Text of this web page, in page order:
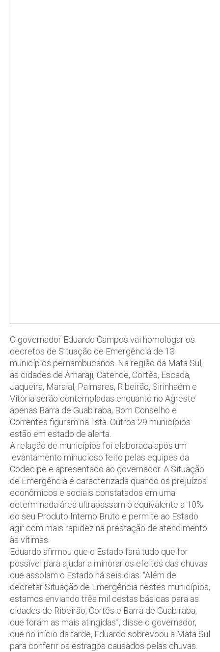
O governador Eduardo Campos vai homologar os
decretos de Situação de Emergência de 13
municípios pernambucanos. Na região da Mata Sul,
as cidades de Amaraji, Catende, Cortês, Escada,
Jaqueira, Maraial, Palmares, Ribeirão, Sirinhaém e
Vitória serão contempladas enquanto no Agreste
apenas Barra de Guabiraba, Bom Conselho e
Correntes figuram na lista. Outros 29 municípios
estão em estado de alerta.
A relação de municípios foi elaborada após um
levantamento minucioso feito pelas equipes da
Codecipe e apresentado ao governador. A Situação
de Emergência é caracterizada quando os prejuízos
econômicos e sociais constatados em uma
determinada área ultrapassam o equivalente a 10%
do seu Produto Interno Bruto e permite ao Estado
agir com mais rapidez na prestação de atendimento
às vítimas.
Eduardo afirmou que o Estado fará tudo que for
possível para ajudar a minorar os efeitos das chuvas
que assolam o Estado há seis dias. “Além de
decretar Situação de Emergência nestes municípios,
estamos enviando três mil cestas básicas para as
cidades de Ribeirão, Cortês e Barra de Guabiraba,
que foram as mais atingidas”, disse o governador,
que no início da tarde, Eduardo sobrevoou a Mata Sul
para conferir os estragos causados pelas chuvas.